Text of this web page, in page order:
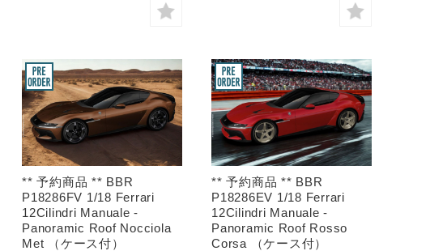
** 予約商品 ** BBR
P18286FV 1/18 Ferrari
12Cilindri Manuale -
Panoramic Roof Nocciola
Met （ケース付）
** 予約商品 ** BBR
P18286EV 1/18 Ferrari
12Cilindri Manuale -
Panoramic Roof Rosso
Corsa （ケース付）